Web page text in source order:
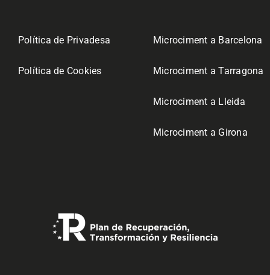
Política de Privadesa
Política de Cookies
Microciment a Barcelona
Microciment a Tarragona
Microciment a Lleida
Microciment a Girona